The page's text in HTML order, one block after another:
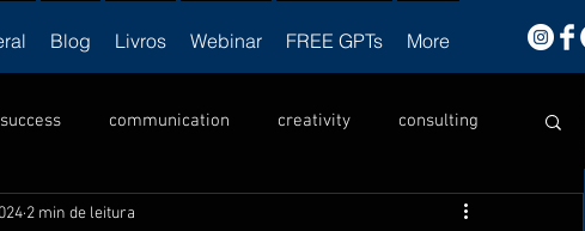
Blog Livros Webinar FREE GPTs More
communication creativity consulting
criatividade
2 min de leitura